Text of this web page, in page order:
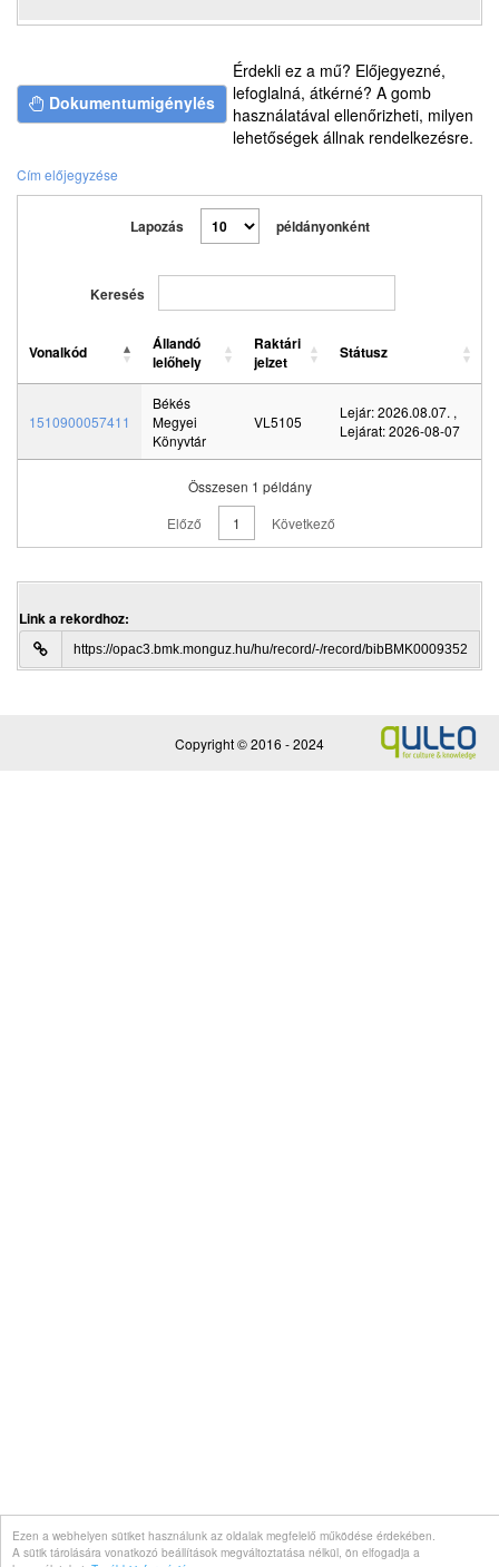
Ezen a webhelyen sütiket használunk az oldalak megfelelő működése érdekében.
A sütik tárolására vonatkozó beállítások megváltoztatása nélkül, ön elfogadja a
Dokumentumigénylés
Érdekli ez a mű? Előjegyezné,
lefoglalná, átkérné? A gomb
használatával ellenőrizheti, milyen
lehetőségek állnak rendelkezésre.
Cím előjegyzése
Lapozás példányonként
Keresés
Vonalkód
Állandó
lelőhely
Raktári
jelzet
Státusz
lelőhely
1510900057411
Békés
Megyei
Könyvtár
VL5105
Lejár: 2026.08.07. ,
Lejárat: 2026-08-07
Összesen 1 példány
Előző
1 Következő
Link a rekordhoz:
Copyright ©2016 - 2024